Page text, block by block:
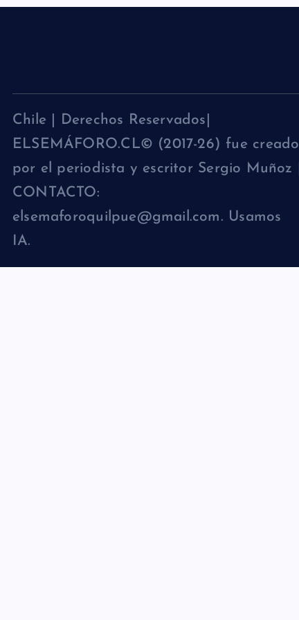
Chile | Derechos Reservados|
ELSEMÁFORO.CL© (2017-26) fue creado
por el periodista y escritor Sergio Muñoz |
CONTACTO:
elsemaforoquilpue@gmail.com. Usamos
IA.